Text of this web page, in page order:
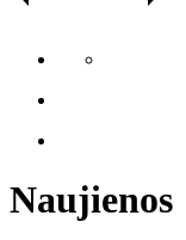
Naujienos